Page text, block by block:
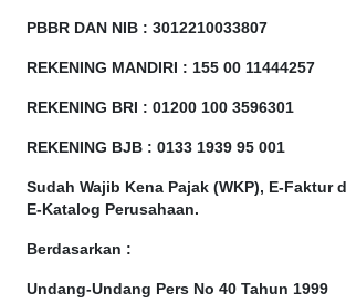
PBBR DAN NIB : 3012210033807
REKENING MANDIRI : 155 00 11444257
REKENING BRI : 01200 100 3596301
REKENING BJB : 0133 1939 95 001
Sudah Wajib Kena Pajak (WKP), E-Faktur
E-Katalog Perusahaan.
Berdasarkan :
Undang-Undang Pers No 40 Tahun 1999